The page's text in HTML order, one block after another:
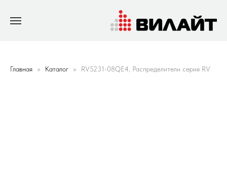
Главная Каталог RV5231-08QE4, Распределители серия RV